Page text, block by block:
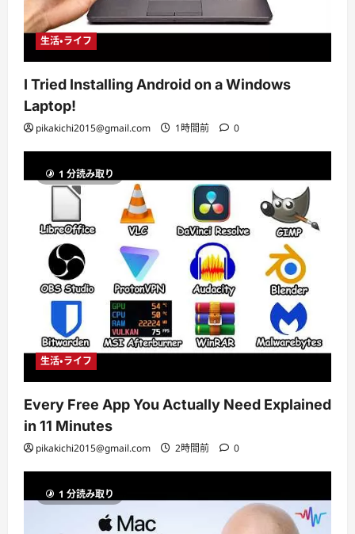
生活・ライフ
I Tried Installing Android on a Windows
Laptop!
pikakichi2015@gmail.com 1時間前 0
1 分読み取り
生活・ライフ
Every Free App You Actually Need Explained
in 11 Minutes
pikakichi2015@gmail.com 2時間前 0
1 分読み取り